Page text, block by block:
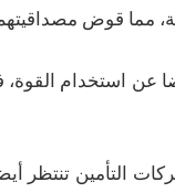
مما قوض مصداقيتهم
أيضا عن استخدام
تنتظر أيضا